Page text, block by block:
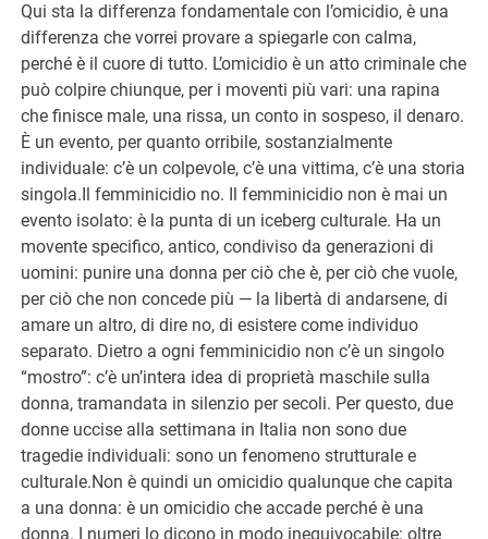
Qui sta la differenza fondamentale con l’omicidio, è una
differenza che vorrei provare a spiegarle con calma,
perché è il cuore di tutto. L’omicidio è un atto criminale che
può colpire chiunque, per i moventi più vari: una rapina
che finisce male, una rissa, un conto in sospeso, il denaro.
È un evento, per quanto orribile, sostanzialmente
individuale: c’è un colpevole, c’è una vittima, c’è una storia
singola.Il femminicidio no. Il femminicidio non è mai un
evento isolato: è la punta di un iceberg culturale. Ha un
movente specifico, antico, condiviso da generazioni di
uomini: punire una donna per ciò che è, per ciò che vuole,
per ciò che non concede più — la libertà di andarsene, di
amare un altro, di dire no, di esistere come individuo
separato. Dietro a ogni femminicidio non c’è un singolo
“mostro”: c’è un’intera idea di proprietà maschile sulla
donna, tramandata in silenzio per secoli. Per questo, due
donne uccise alla settimana in Italia non sono due
tragedie individuali: sono un fenomeno strutturale e
culturale.Non è quindi un omicidio qualunque che capita
a una donna: è un omicidio che accade perché è una
donna. I numeri lo dicono in modo inequivocabile: oltre